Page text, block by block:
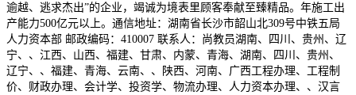
逾越、逃求杰出”的企业，竭诚为境表里顾客奉献至臻精品。年施工出
产能力500亿元以上。通信地址：湖南省长沙市韶山北309号中铁五局
人力资本部 邮政编码：410007 联系人：尚教员湖南、四川、贵州、辽
宁、、江西、山西、福建、甘肃、内蒙、青海、湖南、四川、贵州、
辽宁、、福建、青海、云南、、陕西、河南、广西工程办理、工程制
价、财政办理、会计学、投资学、物流办理、人力资本办理、、汉言